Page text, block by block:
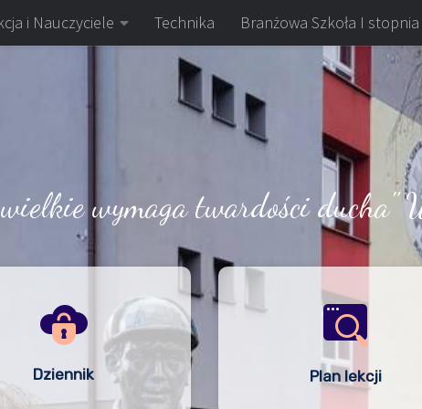
i Nauczyciele Technika Branżowa Szkoła I stopnia
wymaga twardości ducha"
Dziennik Plan lekcji